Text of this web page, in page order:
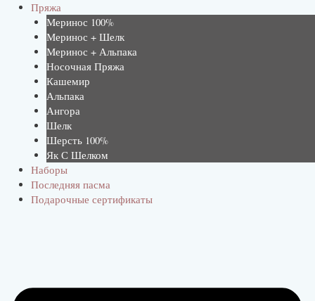
Пряжа
Меринос 100%
Меринос + Шелк
Меринос + Альпака
Носочная Пряжа
Кашемир
Альпака
Ангора
Шелк
Шерсть 100%
Як С Шелком
Наборы
Последняя пасма
Подарочные сертификаты